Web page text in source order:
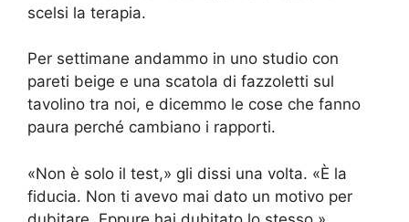
scelsi la terapia.
Per settimane andammo in uno studio con
pareti beige e una scatola di fazzoletti sul
tavolino tra noi, e dicemmo le cose che fanno
paura perché cambiano i rapporti.
«Non è solo il test,» gli dissi una volta. «È la
fiducia. Non ti avevo mai dato un motivo per